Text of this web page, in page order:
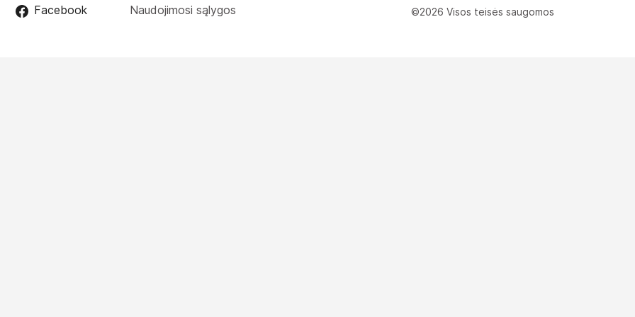
Facebook Naudojimosi sąlygos ©2026 Visos teisės saugomos